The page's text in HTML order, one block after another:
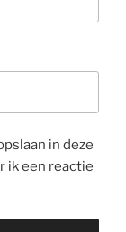
in deze
ik een reactie